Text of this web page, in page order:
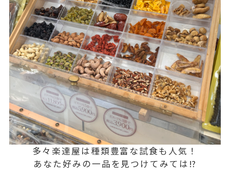
多々楽達屋は種類豊富な試食も人気！
あなた好みの一品を見つけてみては⁉